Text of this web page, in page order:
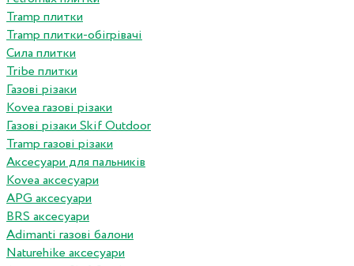
Tramp плитки
Tramp плитки-обігрівачі
Сила плитки
Tribe плитки
Газові різаки
Kovea газові різаки
Газові різаки Skif Outdoor
Tramp газові різаки
Аксесуари для пальників
Kovea аксесуари
APG аксесуари
BRS аксесуари
Adimanti газові балони
Naturehike аксесуари